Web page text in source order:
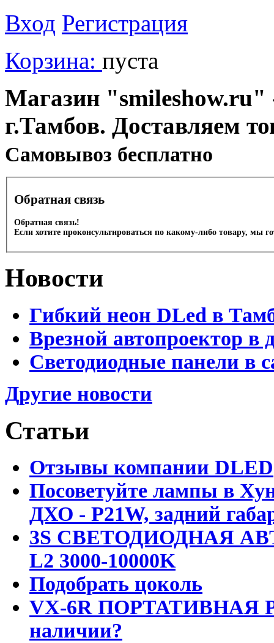
Вход Регистрация
Корзина: пуста
Магазин "smileshow.ru"
г.Тамбов. Доставляем
Cамовывоз бесплатно
Обратная связь
Обратная связь!
Если хотите проконсультироваться по какому-либо товару, мы
Новости
Гибкий неон DLed в
Врезной автопроектор в
Светодиодные панели в
Другие новости
Статьи
Отзывы компании DLED
Посоветуйте лампы в
ДХО - P21W, задний
3S СВЕТОДИОДНАЯ
L2 3000-10000K
Подобрать цоколь
VX-6R ПОРТАТИВНАЯ
наличии?